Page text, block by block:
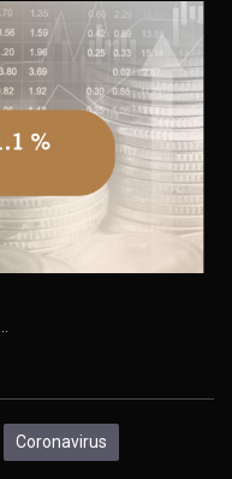
Coronavirus